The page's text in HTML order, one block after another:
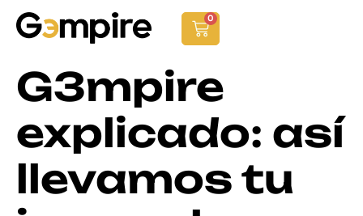
0
G3mpire
explicado: así
llevamos tu